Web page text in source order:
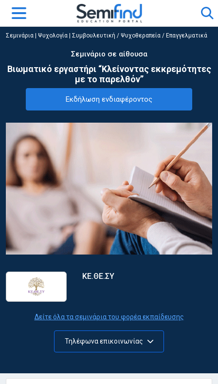
Σεμινάρια Ψυχολογία Συμβουλευτική / Ψυχοθεραπεία / Επαγγελματικά
Σεμινάριο σε αίθουσα
Βιωματικό εργαστήρι “Κλείνοντας εκκρεμότητες
με το παρελθόν”
Εκδήλωση ενδιαφέροντος
ΚΕ.ΘΕ.ΣΥ
Δείτε όλα τα σεμινάρια του φορέα εκπαίδευσης
Τηλέφωνα επικοινωνίας